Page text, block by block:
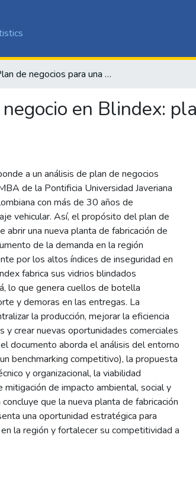
Plan de negocios para una nueva unidad de negocio en Blindex: planta para fabricación de vidrios para blindaje
en Blindex:
a un análisis de plan de negocios
de la Pontificia Universidad Javeriana
con más de 30 años de
vehicular. Así, el propósito del plan de
abrir una nueva planta de fabricación de
de la demanda en la región
por los altos índices de inseguridad en
fabrica sus vidrios blindados
lo que genera cuellos de botella
y demoras en las entregas. La
la producción, mejorar la eficiencia
crear nuevas oportunidades comerciales
documento aborda el análisis del entorno
benchmarking competitivo), la propuesta
y organizacional, la viabilidad
de impacto ambiental, social y
que la nueva planta de fabricación
una oportunidad estratégica para
la región y fortalecer su competitividad a